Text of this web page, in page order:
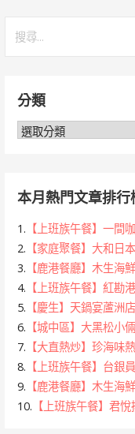
字:分類
分
本月熱門文章排行
1. 【上班族午餐】一間
2. 【家庭聚餐】大和日
3. 【鹿港餐廳】木生海
4. 【上班族午餐】紅勘
5. 【慶生】天鍋宴蘆洲
6. 【城中區】大黑松小
7. 【大直熱炒】珍海味
8. 【上班族午餐】台銀
9. 【鹿港餐廳】木生海
10. 【上班族午餐】君